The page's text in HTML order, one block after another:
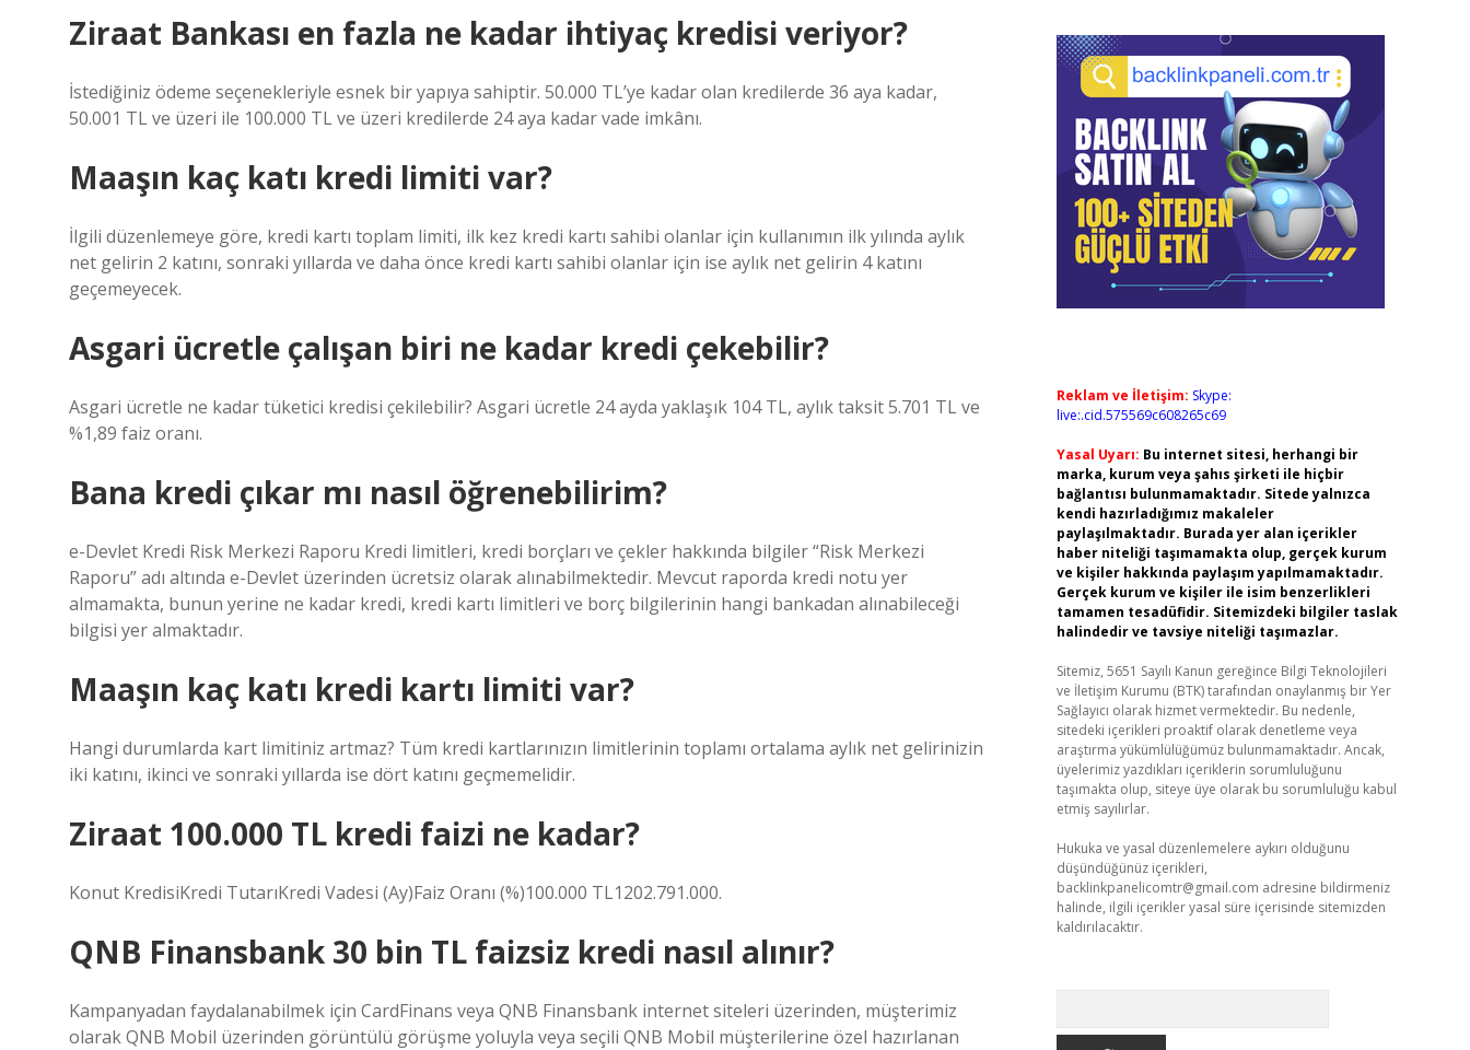
Ziraat Bankası en fazla ne kadar ihtiyaç kredisi veriyor?
İstediğiniz ödeme seçenekleriyle esnek bir yapıya sahiptir. 50.000 TL’ye kadar olan kredilerde 36 aya kadar,
50.001 TL ve üzeri ile 100.000 TL ve üzeri kredilerde 24 aya kadar vade imkânı.
Maaşın kaç katı kredi limiti var?
İlgili düzenlemeye göre, kredi kartı toplam limiti, ilk kez kredi kartı sahibi olanlar için kullanımın ilk yılında aylık
net gelirin 2 katını, sonraki yıllarda ve daha önce kredi kartı sahibi olanlar için ise aylık net gelirin 4 katını
geçemeyecek.
Asgari ücretle çalışan biri ne kadar kredi çekebilir?
Asgari ücretle ne kadar tüketici kredisi çekilebilir? Asgari ücretle 24 ayda yaklaşık 104 TL, aylık taksit 5.701 TL ve
%1,89 faiz oranı.
Bana kredi çıkar mı nasıl öğrenebilirim?
e-Devlet Kredi Risk Merkezi Raporu Kredi limitleri, kredi borçları ve çekler hakkında bilgiler “Risk Merkezi
Raporu” adı altında e-Devlet üzerinden ücretsiz olarak alınabilmektedir. Mevcut raporda kredi notu yer
almamakta, bunun yerine ne kadar kredi, kredi kartı limitleri ve borç bilgilerinin hangi bankadan alınabileceği
bilgisi yer almaktadır.
Maaşın kaç katı kredi kartı limiti var?
Hangi durumlarda kart limitiniz artmaz? Tüm kredi kartlarınızın limitlerinin toplamı ortalama aylık net gelirinizin
iki katını, ikinci ve sonraki yıllarda ise dört katını geçmemelidir.
Ziraat 100.000 TL kredi faizi ne kadar?
Konut KredisiKredi TutarıKredi Vadesi (Ay)Faiz Oranı (%)100.000 TL1202.791.000.
QNB Finansbank 30 bin TL faizsiz kredi nasıl alınır?
Kampanyadan faydalanabilmek için CardFinans veya QNB Finansbank internet siteleri üzerinden, müşterimiz
olarak QNB Mobil üzerinden görüntülü görüşme yoluyla veya seçili QNB Mobil müşterilerine özel hazırlanan
Reklam ve İletişim: Skype:
live:.cid.575569c608265c69
Yasal Uyarı: Bu internet sitesi, herhangi bir
marka, kurum veya şahıs şirketi ile hiçbir
bağlantısı bulunmamaktadır. Sitede yalnızca
kendi hazırladığımız makaleler
paylaşılmaktadır. Burada yer alan içerikler
haber niteliği taşımamakta olup, gerçek kurum
ve kişiler hakkında paylaşım yapılmamaktadır.
Gerçek kurum ve kişiler ile isim benzerlikleri
tamamen tesadüfidir. Sitemizdeki bilgiler taslak
halindedir ve tavsiye niteliği taşımazlar.
Sitemiz, 5651 Sayılı Kanun gereğince Bilgi Teknolojileri
ve İletişim Kurumu (BTK) tarafından onaylanmış bir Yer
Sağlayıcı olarak hizmet vermektedir. Bu nedenle,
sitedeki içerikleri proaktif olarak denetleme veya
araştırma yükümlülüğümüz bulunmamaktadır. Ancak,
üyelerimiz yazdıkları içeriklerin sorumluluğunu
taşımakta olup, siteye üye olarak bu sorumluluğu kabul
etmiş sayılırlar.
Hukuka ve yasal düzenlemelere aykırı olduğunu
düşündüğünüz içerikleri,
backlinkpanelicomtr@gmail.com adresine bildirmeniz
halinde, ilgili içerikler yasal süre içerisinde sitemizden
kaldırılacaktır.